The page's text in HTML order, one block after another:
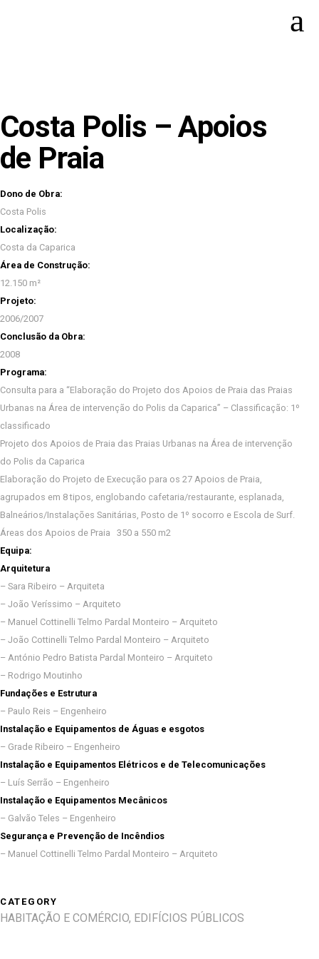
Costa Polis – Apoios
de Praia
Dono de Obra:
Costa Polis
Localização:
Costa da Caparica
Área de Construção:
12.150 m²
Projeto:
2006/2007
Conclusão da Obra:
2008
Programa:
Consulta para a “Elaboração do Projeto dos Apoios de Praia das Praias
Urbanas na Área de intervenção do Polis da Caparica” – Classificação: 1º
classificado
Projeto dos Apoios de Praia das Praias Urbanas na Área de intervenção
do Polis da Caparica
Elaboração do Projeto de Execução para os 27 Apoios de Praia,
agrupados em 8 tipos, englobando cafetaria/restaurante, esplanada,
Balneários/Instalações Sanitárias, Posto de 1º socorro e Escola de Surf.
Áreas dos Apoios de Praia 350 a 550 m2
Equipa:
Arquitetura
– Sara Ribeiro – Arquiteta
– João Veríssimo – Arquiteto
– Manuel Cottinelli Telmo Pardal Monteiro – Arquiteto
– João Cottinelli Telmo Pardal Monteiro – Arquiteto
– António Pedro Batista Pardal Monteiro – Arquiteto
– Rodrigo Moutinho
Fundações e Estrutura
– Paulo Reis – Engenheiro
Instalação e Equipamentos de Águas e esgotos
– Grade Ribeiro – Engenheiro
Instalação e Equipamentos Elétricos e de Telecomunicações
– Luís Serrão – Engenheiro
Instalação e Equipamentos Mecânicos
– Galvão Teles – Engenheiro
Segurança e Prevenção de Incêndios
– Manuel Cottinelli Telmo Pardal Monteiro – Arquiteto
CATEGORY
HABITAÇÃO E COMÉRCIO, EDIFÍCIOS PÚBLICOS